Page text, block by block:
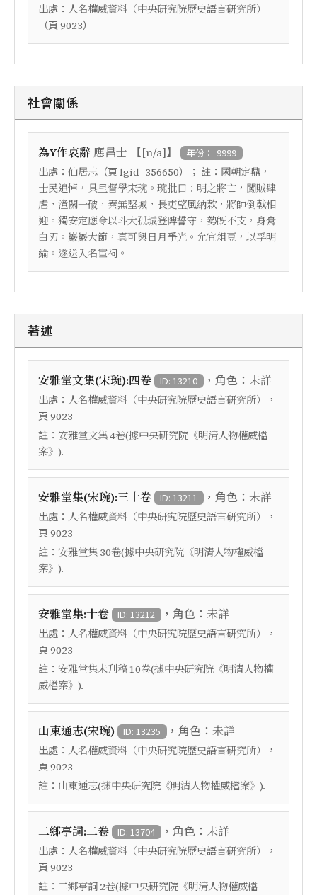
出處： 人名權威資料（中央研究院歷史語言研究所）
（頁 9023）
社會關係
為Y作哀辭 應昌士 【[n/a]】 年份：-9999
出處： 仙居志 （頁 lgid=356650）； 註： 國朝定鼎，
士民追悼，具呈督學宋琬。琬批曰：明之將亡，闖賊肆
虐，潼關一破，秦無堅城，長吏望風納款，將帥倒戟相
迎。獨安定應令以斗大孤城登陴誓守，勢旣不支，身膏
白刃。巖巖大節，真可與日月爭光。允宜俎豆，以孚明
綸。遂送入名宦祠。
著述
安雅堂文集(宋琬):四卷 ID: 13210 ，角色： 未詳
出處： 人名權威資料（中央研究院歷史語言研究所）
，
頁 9023
註： 安雅堂文集 4卷(據中央研究院《明清人物權威檔
案》).
安雅堂集(宋琬):三十卷 ID: 13211 ，角色： 未詳
出處： 人名權威資料（中央研究院歷史語言研究所）
，
頁 9023
註： 安雅堂集 30卷(據中央研究院《明清人物權威檔
案》).
安雅堂集:十卷 ID: 13212 ，角色： 未詳
出處： 人名權威資料（中央研究院歷史語言研究所）
，
頁 9023
註： 安雅堂集未刋稿 10卷(據中央研究院《明清人物權
威檔案》).
山東通志(宋琬) ID: 13235 ，角色： 未詳
出處： 人名權威資料（中央研究院歷史語言研究所）
，
頁 9023
註： 山東通志(據中央研究院《明清人物權威檔案》).
二鄉亭詞:二卷 ID: 13704 ，角色： 未詳
出處： 人名權威資料（中央研究院歷史語言研究所）
，
頁 9023
註： 二鄉亭詞 2卷(據中央研究院《明清人物權威檔